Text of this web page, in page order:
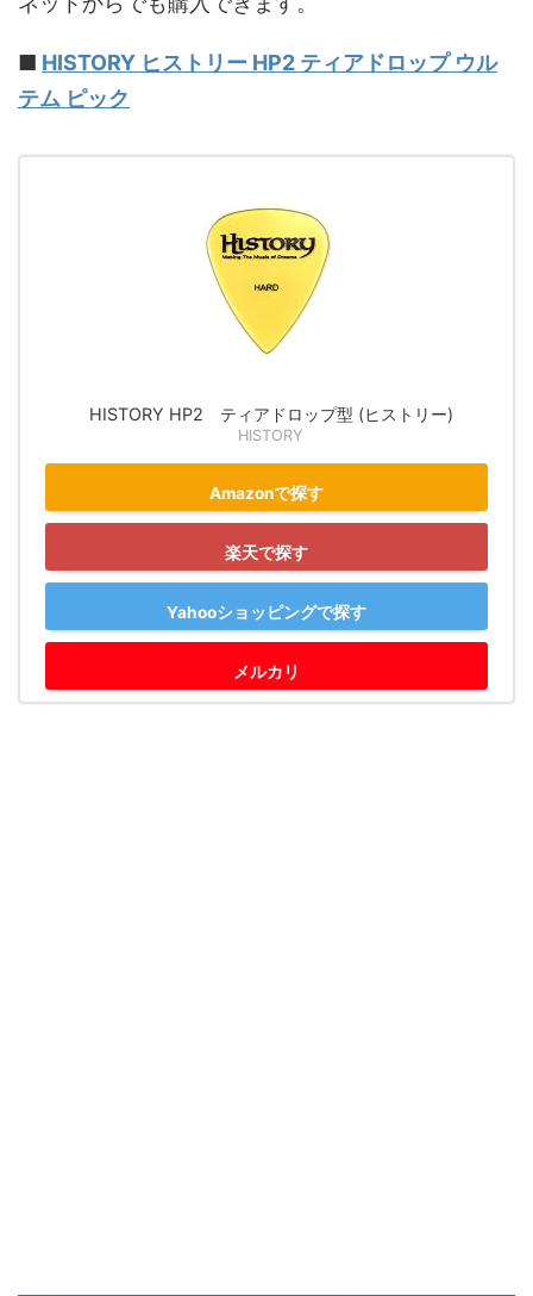
■ HISTORY ヒストリー HP2 ティアドロップ ウル
テム ピック
HISTORY HP2 ティアドロップ型 (ヒストリー)
HISTORY
Amazonで探す
楽天で探す
Yahooショッピングで探す
メルカリ